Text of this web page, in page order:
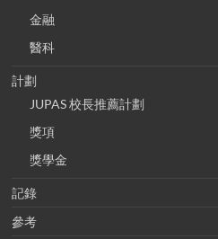
金融
醫科
計劃
JUPAS 校長推薦計劃
獎項
獎學金
記錄
參考